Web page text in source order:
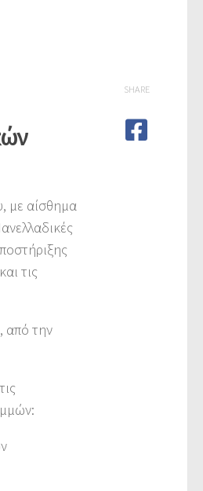
με αίσθημα
τις
από την
SHARE